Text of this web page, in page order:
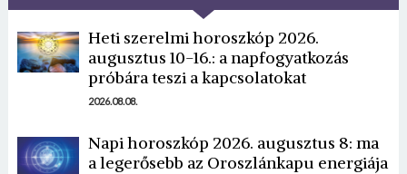
Heti szerelmi horoszkóp 2026.
augusztus 10-16.: a napfogyatkozás
próbára teszi a kapcsolatokat
2026.08.08.
Napi horoszkóp 2026. augusztus 8: ma
a legerősebb az Oroszlánkapu energiája
Borsonline bejelentkezés